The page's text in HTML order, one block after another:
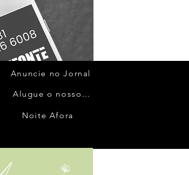
Anuncie no Jornal
Alugue o nosso espaço
Noite Afora